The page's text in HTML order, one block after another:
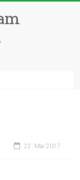
22. Mai 2017